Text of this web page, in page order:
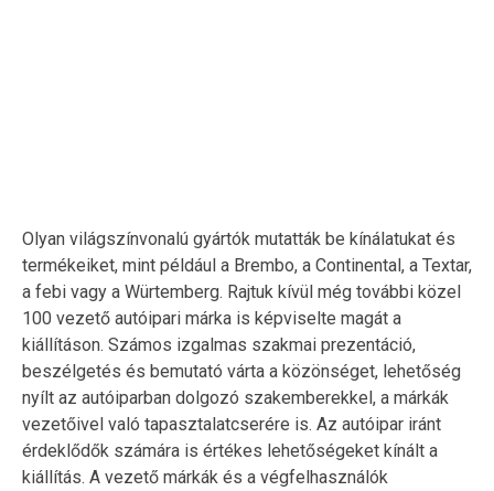
Olyan világszínvonalú gyártók mutatták be kínálatukat és
termékeiket, mint például a Brembo, a Continental, a Textar,
a febi vagy a Würtemberg. Rajtuk kívül még további közel
100 vezető autóipari márka is képviselte magát a
kiállításon. Számos izgalmas szakmai prezentáció,
beszélgetés és bemutató várta a közönséget, lehetőség
nyílt az autóiparban dolgozó szakemberekkel, a márkák
vezetőivel való tapasztalatcserére is. Az autóipar iránt
érdeklődők számára is értékes lehetőségeket kínált a
kiállítás. A vezető márkák és a végfelhasználók